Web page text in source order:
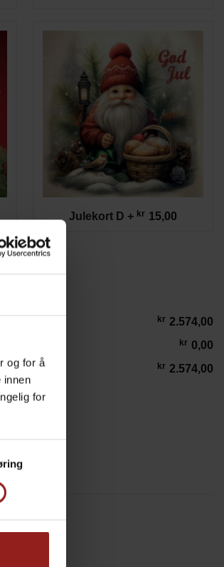
og for å
innen
for
Julekort D + kr 15,00
kr 2.574,00
kr 0,00
kr 2.574,00